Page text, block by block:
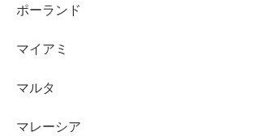
ポーランド
マイアミ
マルタ
マレーシア